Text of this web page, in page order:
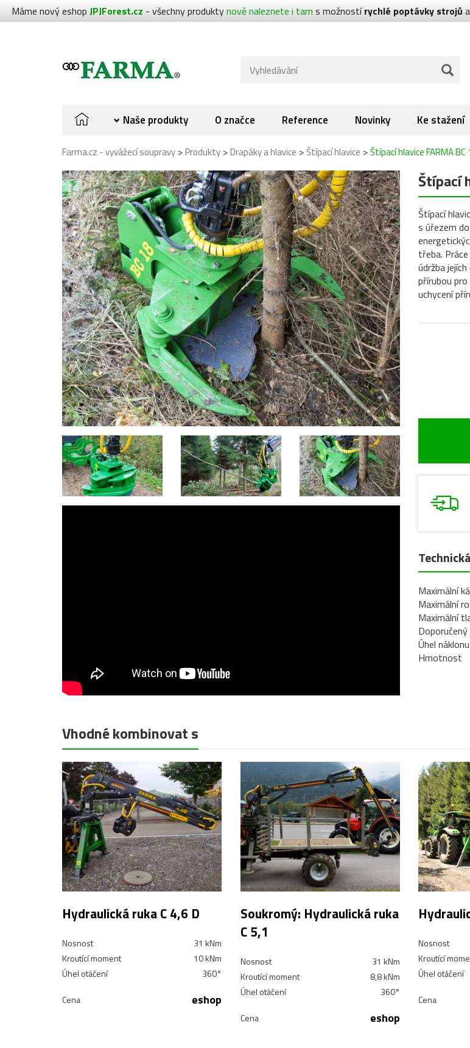
Máme nový eshop JPJForest.cz - všechny produktynově naleznete i tam s možnostírychlé poptávky strojů a
Naše produkty O značce Reference Novinky Ke stažení
Farma.cz - vyvážecí soupravy >Produkty >Drapáky a hlavice >Štípací hlavice >Štípací hlavice FARMA BC
Štípací
Štípací
s úřezem
třeba.
údržba
přírubou
uchycení
Maximální
Maximální
Maximální
Úhel náklonu
Hmotnost
Vhodné kombinovat s
Hydraulická ruka C 4,6 D
Nosnost
31 kNm
Kroutící moment
10 kNm
Úhel otáčení
360°
Cena eshop
Soukromý: Hydraulická ruka
C 5,1
Nosnost
31 kNm
Kroutící moment
8,8 kNm
Úhel otáčení
360°
Cena eshop
Nosnost
Kroutící
Úhel otáčení
Cena